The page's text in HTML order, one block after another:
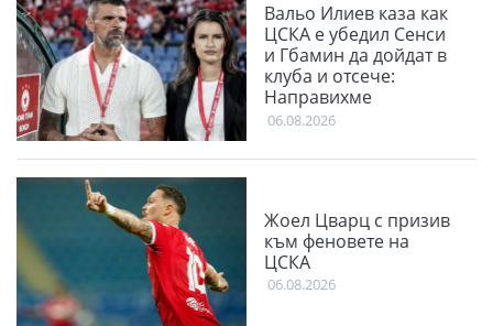
Вальо Илиев каза как
ЦСКА е убедил Сенси
и Гбамин да дойдат в
клуба и отсече:
Направихме
изключителен двубой
06.08.2026
Жоел Цварц с призив
към феновете на
ЦСКА
06.08.2026